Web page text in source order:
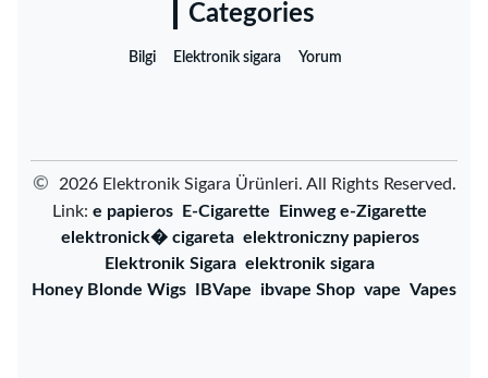
Categories
Bilgi Elektronik sigara Yorum
©
2026 ‌Elektronik Sigara Ürünleri‌. All Rights Reserved.
Link: e papieros E-Cigarette
Einweg e-Zigarette
elektronick� cigareta elektroniczny papieros
Elektronik Sigara elektronik sigara
Honey Blonde Wigs
IBVape ibvape Shop vape Vapes